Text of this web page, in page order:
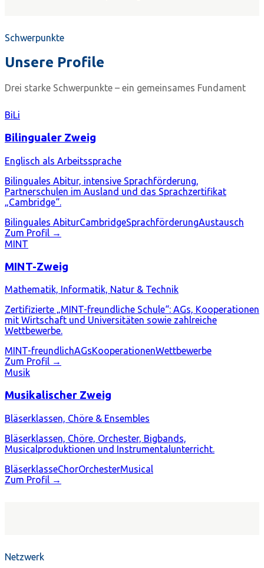
Schwerpunkte
Unsere Profile
Drei starke Schwerpunkte – ein gemeinsames Fundament
BiLi
Bilingualer Zweig
Englisch als Arbeitssprache
Bilinguales Abitur, intensive Sprachförderung,
Partnerschulen im Ausland und das Sprachzertifikat
„Cambridge“.
Bilinguales AbiturCambridgeSprachförderungAustausch
Zum Profil →
MINT
MINT-Zweig
Mathematik, Informatik, Natur & Technik
Zertifizierte „MINT-freundliche Schule“: AGs, Kooperationen
mit Wirtschaft und Universitäten sowie zahlreiche
Wettbewerbe.
MINT-freundlichAGsKooperationenWettbewerbe
Zum Profil →
Musik
Musikalischer Zweig
Bläserklassen, Chöre & Ensembles
Bläserklassen, Chöre, Orchester, Bigbands,
Musicalproduktionen und Instrumentalunterricht.
BläserklasseChorOrchesterMusical
Zum Profil →
Netzwerk